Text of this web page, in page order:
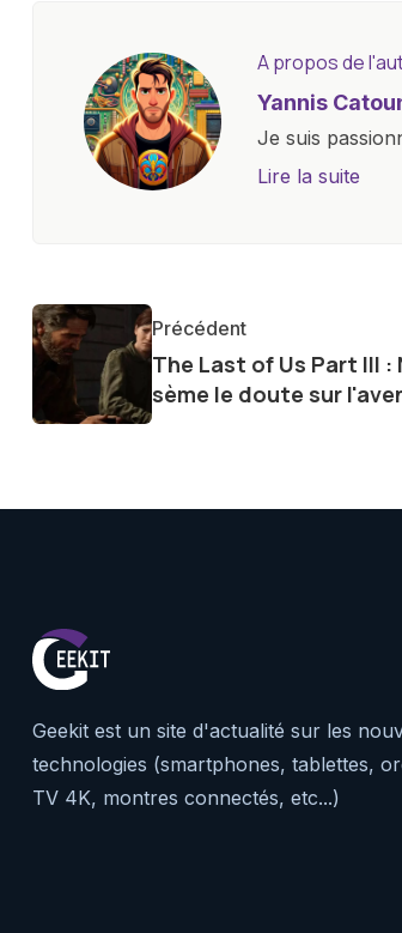
A propos de
Yannis
Je suis
l'univers
communauté
de la
le futur
Lire la suite
Précédent
The Last of Us Part III :
sème le doute sur
Geekit est un site d'actualité sur les
technologies (smartphones, tablettes,
TV 4K, montres connectés, etc...)